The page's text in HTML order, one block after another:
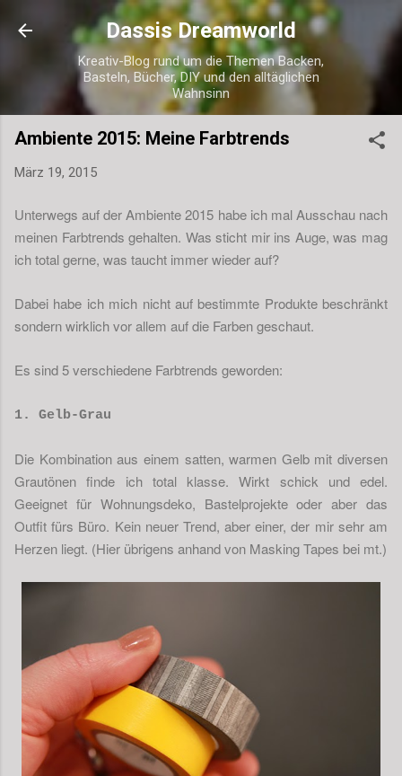
Direkt zum Hauptbereich
Dassis Dreamworld
Kreativ-Blog rund um die Themen Backen,
Basteln, Bücher, DIY und den alltäglichen
Wahnsinn
Ambiente 2015: Meine Farbtrends
März 19, 2015
Unterwegs auf der Ambiente 2015 habe ich mal Ausschau nach
meinen Farbtrends gehalten. Was sticht mir ins Auge, was mag
ich total gerne, was taucht immer wieder auf?
Dabei habe ich mich nicht auf bestimmte Produkte beschränkt
sondern wirklich vor allem auf die Farben geschaut.
Es sind 5 verschiedene Farbtrends geworden:
1. Gelb-Grau
Die Kombination aus einem satten, warmen Gelb mit diversen
Grautönen finde ich total klasse. Wirkt schick und edel.
Geeignet für Wohnungsdeko, Bastelprojekte oder aber das
Outfit fürs Büro. Kein neuer Trend, aber einer, der mir sehr am
Herzen liegt. (Hier übrigens anhand von Masking Tapes bei mt.)